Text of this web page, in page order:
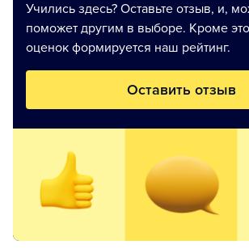
Учились здесь? Оставьте отзыв, и,
поможет другим в выборе. Кроме
оценок формируется наш рейтинг.
Оставить отзыв